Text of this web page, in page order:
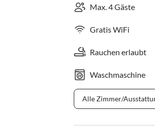
Max. 4 Gäste
Gratis WiFi
Rauchen erlaubt
Waschmaschine
Alle Zimmer/